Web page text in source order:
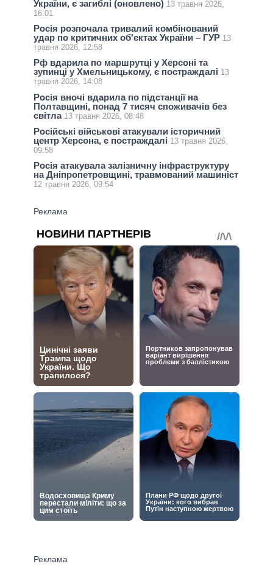
України, є загиблі (оновлено) 13 травня 2026,
16:01
Росія розпочала тривалий комбінований
удар по критичних об'єктах України – ГУР 13
травня 2026, 12:58
Рф вдарила по маршрутці у Херсоні та
зупинці у Хмельницькому, є постраждалі 13
травня 2026, 14:08
Росія вночі вдарила по підстанції на
Полтавщині, понад 7 тисяч споживачів без
світла 13 травня 2026, 08:48
Російські військові атакували історичний
центр Херсона, є постраждалі 13 травня 2026,
09:58
Росія атакувала залізничну інфраструктуру
на Дніпропетровщині, травмований машиніст
12 травня 2026, 09:54